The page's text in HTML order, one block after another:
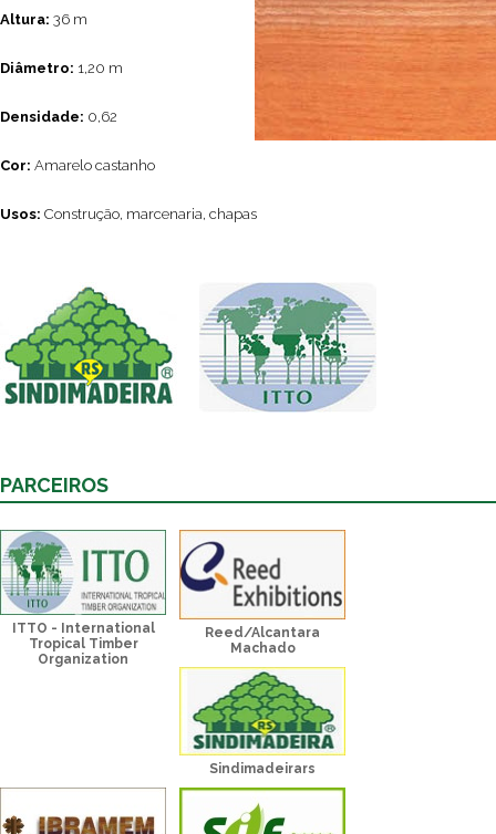
Altura: 36 m
Diâmetro: 1,20 m
Densidade: 0,62
Cor: Amarelo castanho
Usos: Construção, marcenaria, chapas
PARCEIROS
ITTO - International
Tropical Timber
Organization
Reed/Alcantara
Machado
Sindimadeirars